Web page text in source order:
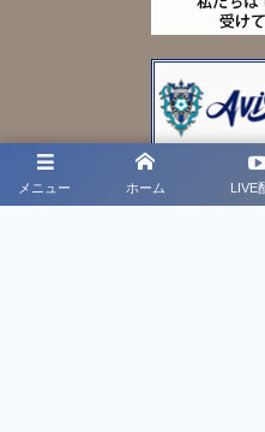
メニュー ホーム LIVE